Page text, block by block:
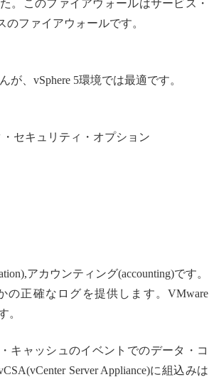
。このファイアウォールはサービス・
ファイアウォールです。
が、vSphere 5環境では最適です。
セキュリティ・オプション
アカウンティング(accounting)です。
正確なログを提供します。VMware
。
キャッシュのイベントでのデータ・コ
Server Appliance)に組込みは